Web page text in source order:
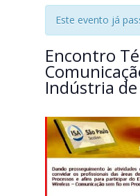
Este evento já
Encontro
Indústria de